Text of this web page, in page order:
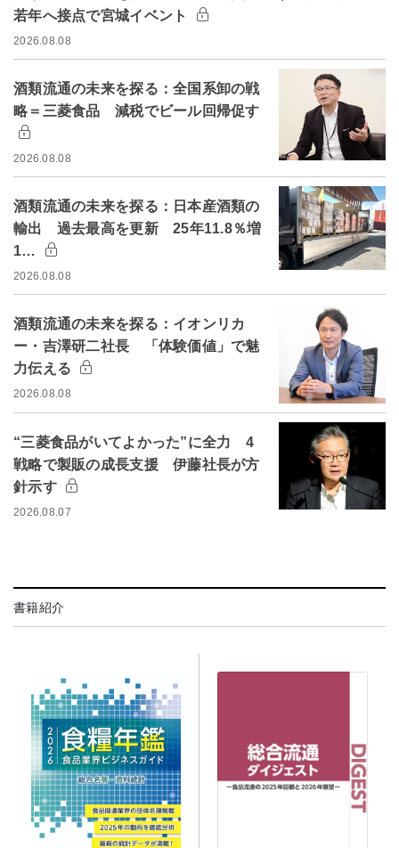
若年へ接点で宮城イベント
2026.08.08
酒類流通の未来を探る：全国系卸の戦
略＝三菱食品 減税でビール回帰促す
2026.08.08
酒類流通の未来を探る：日本産酒類の
輸出 過去最高を更新 25年11.8％増
1…
2026.08.08
酒類流通の未来を探る：イオンリカ
ー・吉澤研二社長 「体験価値」で魅
力伝える
2026.08.08
“三菱食品がいてよかった”に全力 4
戦略で製販の成長支援 伊藤社長が方
針示す
2026.08.07
書籍紹介